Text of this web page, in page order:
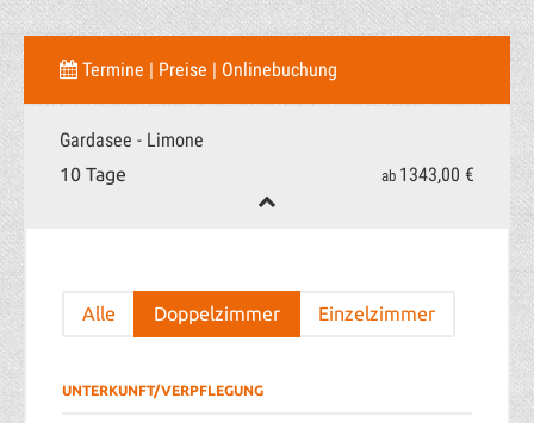
Termine | Preise | Onlinebuchung
Gardasee - Limone
10 Tage ab 1343,00 €
Alle Doppelzimmer Einzelzimmer
UNTERKUNFT/VERPFLEGUNG